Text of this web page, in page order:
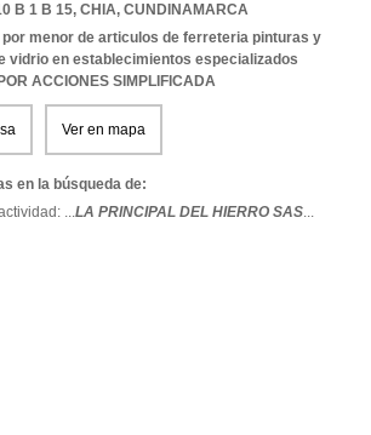
B 1 B 15, CHIA, CUNDINAMARCA
menor de articulos de ferreteria pinturas y
vidrio en establecimientos especializados
ACCIONES SIMPLIFICADA
Ver en mapa
en la búsqueda de:
...LA PRINCIPAL DEL HIERRO SAS...